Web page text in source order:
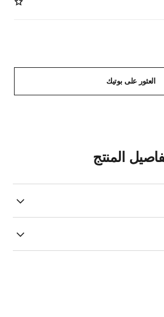
العثور على بوتيك
المنتج